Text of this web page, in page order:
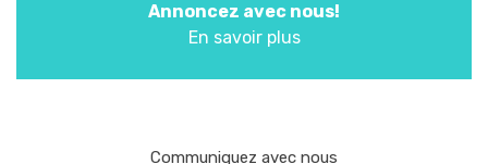
Annoncez avec nous!
En savoir plus
Communiquez avec nous